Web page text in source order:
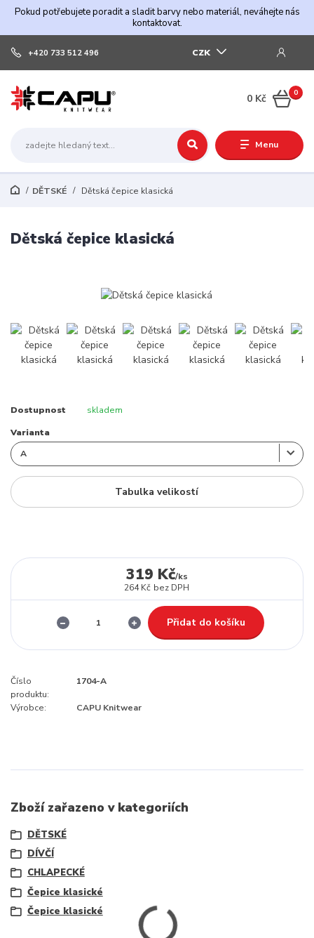
Pokud potřebujete poradit a sladit barvy nebo materiál, neváhejte nás
kontaktovat.
Menu
CZK
+420 733 512 496
0
0 Kč
DĚTSKÉ Dětská čepice klasická
Dětská čepice klasická
Dostupnost skladem
Varianta
Tabulka velikostí
319 Kč/ks
264 Kč bez DPH
Přidat do košíku
Číslo
produktu:
1704-A
Výrobce: CAPU Knitwear
Zboží zařazeno v kategoriích
DĚTSKÉ
DÍVČÍ
CHLAPECKÉ
Čepice klasické
Čepice klasické